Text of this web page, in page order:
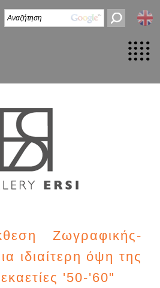
Ζωγραφικής-
ιδιαίτερη όψη της
'50-'60"